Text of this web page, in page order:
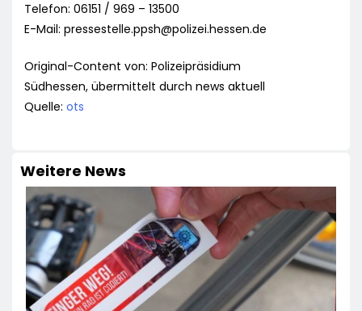
Telefon: 06151 / 969 – 13500
E-Mail: pressestelle.ppsh@polizei.hessen.de
Original-Content von: Polizeipräsidium
Südhessen, übermittelt durch news aktuell
Quelle: ots
Weitere News